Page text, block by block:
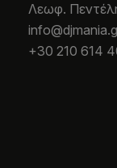
Λεωφ.
+30 210 614